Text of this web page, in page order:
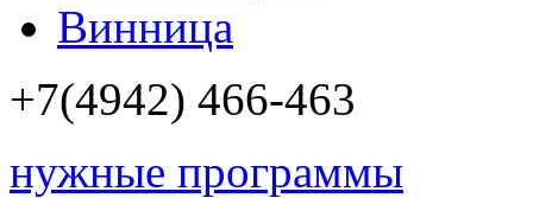
Винница
+7(4942) 466-463
нужные программы